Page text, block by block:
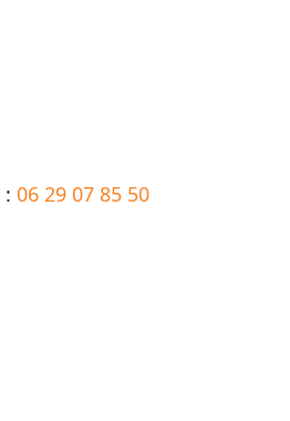
06 29 07 85 50